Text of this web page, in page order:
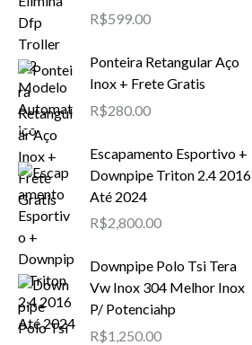
R$599.00
Ponteira Retangular Aço
Inox + Frete Gratis
R$280.00
Escapamento Esportivo +
Downpipe Triton 2.4 2016
Até 2024
R$2,800.00
Downpipe Polo Tsi Tera
Vw Inox 304 Melhor Inox
P/ Potenciahp
R$1,250.00